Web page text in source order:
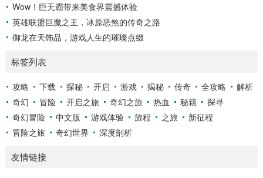
Wow！巨无霸带来美食界震撼体验
英雄联盟巨魔之王，冰原恶煞的传奇之路
御龙在天饰品，游戏人生的璀璨点缀
标签列表
攻略 下载 探秘 开启 游戏 揭秘 传奇 全攻略
解析
奇幻
冒险 开启之旅 奇幻之旅 热血 秘籍
探寻
奇幻冒险
中文版 游戏体验 旅程 之旅
新征程
冒险之旅
奇幻世界 深度剖析
友情链接